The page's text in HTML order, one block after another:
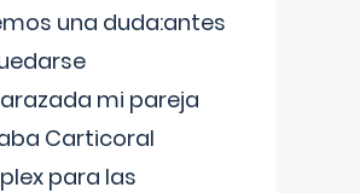
una duda:antes
mi pareja
Carticoral
para las